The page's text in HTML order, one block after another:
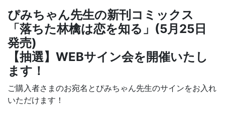
ぴみちゃん先生の新刊コミックス
「落ちた林檎は恋を知る 」(5月25日
発売)
【抽選】WEBサイン会を開催いたし
ます！
ご購入者さまのお宛名とぴみちゃん先生のサインをお入れ
いただけます！